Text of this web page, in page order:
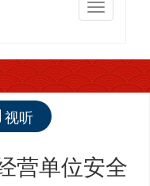
切
换
航
视听
营单位安全